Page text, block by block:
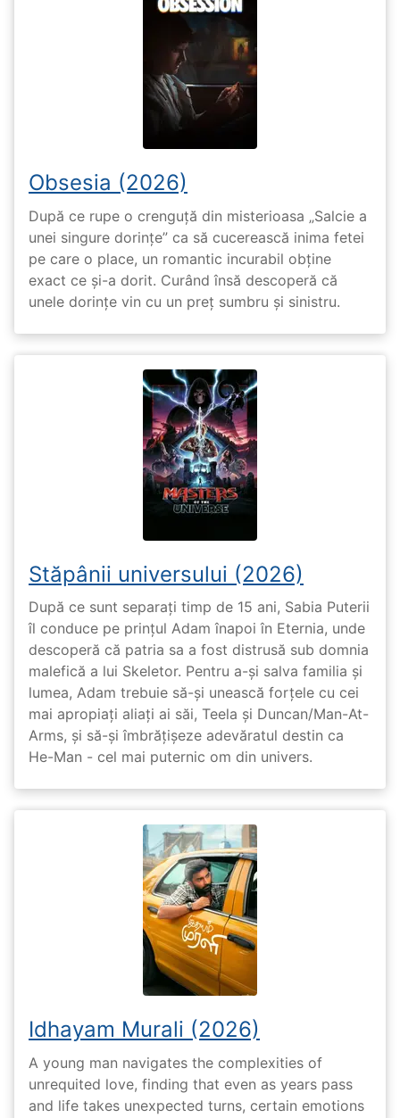
Obsesia (2026)
După ce rupe o crenguță din misterioasa „Salcie a
unei singure dorințe” ca să cucerească inima fetei
pe care o place, un romantic incurabil obține
exact ce și-a dorit. Curând însă descoperă că
unele dorințe vin cu un preț sumbru și sinistru.
Stăpânii universului (2026)
După ce sunt separați timp de 15 ani, Sabia Puterii
îl conduce pe prințul Adam înapoi în Eternia, unde
descoperă că patria sa a fost distrusă sub domnia
malefică a lui Skeletor. Pentru a-și salva familia și
lumea, Adam trebuie să-și unească forțele cu cei
mai apropiați aliați ai săi, Teela și Duncan/Man-At-
Arms, și să-și îmbrățișeze adevăratul destin ca
He-Man - cel mai puternic om din univers.
Idhayam Murali (2026)
A young man navigates the complexities of
unrequited love, finding that even as years pass
and life takes unexpected turns, certain emotions